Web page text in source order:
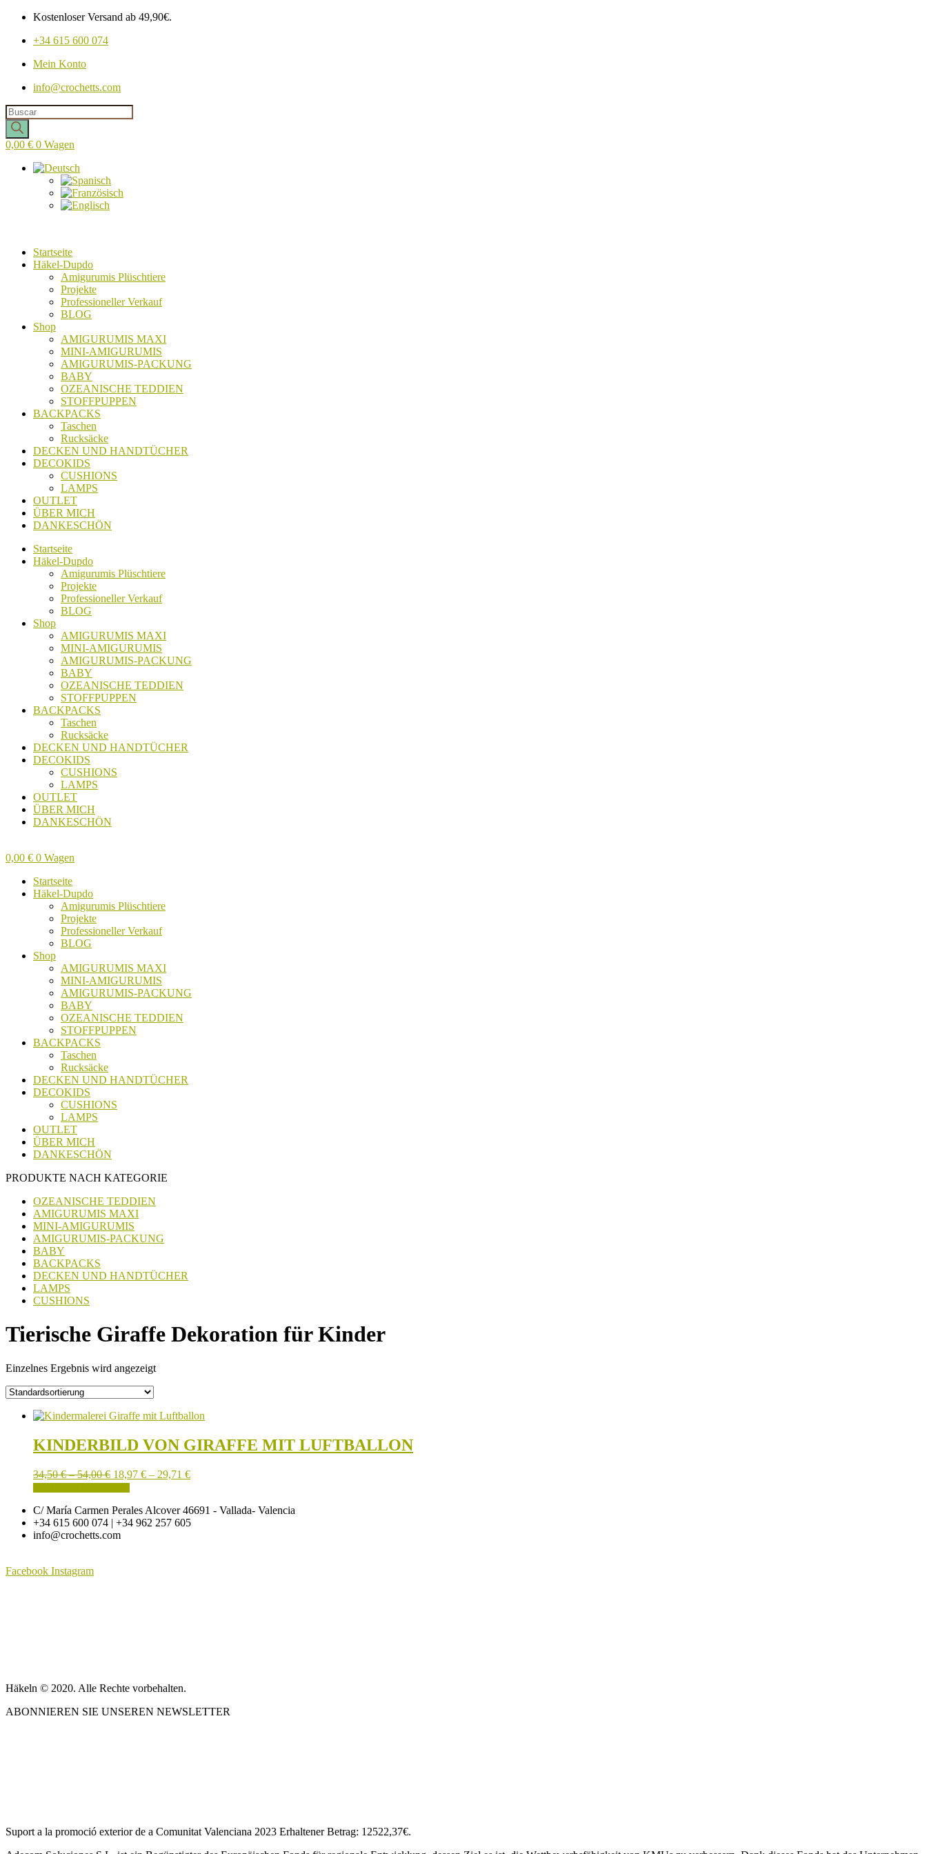
Kostenloser Versand ab 49,90€.
+34 615 600 074
Mein Konto
info@crochetts.com
Produkte
suchen
0,00 € 0 Wagen
Startseite
Häkel-Dupdo
Amigurumis Plüschtiere
Projekte
Professioneller Verkauf
BLOG
Shop
AMIGURUMIS MAXI
MINI-AMIGURUMIS
AMIGURUMIS-PACKUNG
BABY
OZEANISCHE TEDDIEN
STOFFPUPPEN
BACKPACKS
Taschen
Rucksäcke
DECKEN UND HANDTÜCHER
DECOKIDS
CUSHIONS
LAMPS
OUTLET
ÜBER MICH
DANKESCHÖN
Startseite
Häkel-Dupdo
Amigurumis Plüschtiere
Projekte
Professioneller Verkauf
BLOG
Shop
AMIGURUMIS MAXI
MINI-AMIGURUMIS
AMIGURUMIS-PACKUNG
BABY
OZEANISCHE TEDDIEN
STOFFPUPPEN
BACKPACKS
Taschen
Rucksäcke
DECKEN UND HANDTÜCHER
DECOKIDS
CUSHIONS
LAMPS
OUTLET
ÜBER MICH
DANKESCHÖN
0,00 € 0 Wagen
Startseite
Häkel-Dupdo
Amigurumis Plüschtiere
Projekte
Professioneller Verkauf
BLOG
Shop
AMIGURUMIS MAXI
MINI-AMIGURUMIS
AMIGURUMIS-PACKUNG
BABY
OZEANISCHE TEDDIEN
STOFFPUPPEN
BACKPACKS
Taschen
Rucksäcke
DECKEN UND HANDTÜCHER
DECOKIDS
CUSHIONS
LAMPS
OUTLET
ÜBER MICH
DANKESCHÖN
PRODUKTE NACH KATEGORIE
OZEANISCHE TEDDIEN
AMIGURUMIS MAXI
MINI-AMIGURUMIS
AMIGURUMIS-PACKUNG
BABY
BACKPACKS
DECKEN UND HANDTÜCHER
LAMPS
CUSHIONS
Tierische Giraffe Dekoration für Kinder
Einzelnes Ergebnis wird angezeigt
KINDERBILD VON GIRAFFE MIT LUFTBALLON
34,50€ –54,00€Preisspanne:
34,50 €
54,00 €
18,97 € – 29,71 €Preisspanne:
29,71 €
Dieses
weist
mehrere
C/ María Carmen Perales Alcover 46691 - Vallada- Valencia
+34 615 600 074 | +34 962 257 605
info@crochetts.com
Facebook Instagram
Häkeln © 2020. Alle Rechte vorbehalten.
ABONNIEREN SIE UNSEREN NEWSLETTER
Suport a la promoció exterior de a Comunitat Valenciana 2023 Erhaltener Betrag: 12522,37€.